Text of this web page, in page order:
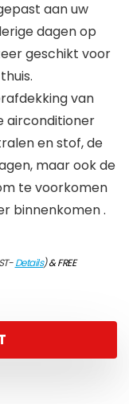
aan uw
dagen op
geschikt voor
van
airconditioner
en stof, de
maar ook de
te voorkomen
binnenkomen .
Details)&FREE